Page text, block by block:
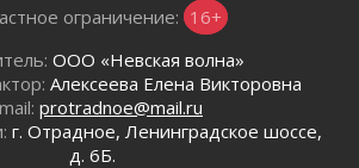
передовую подготовку
появилась «Избушка-
ограничение: 16+
ООО «Невская волна»
Алексеева Елена Викторовна
protradnoe@mail.ru
г. Отрадное, Ленинградское шоссе,
д. 6Б.